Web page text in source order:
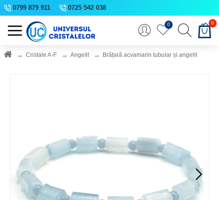
0799 879 911 0725 542 038
0 0
Cristale A-F Angelit Brățară acvamarin tubular și angelit